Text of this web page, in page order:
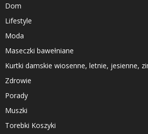
Dom
Lifestyle
Moda
Maseczki bawełniane
Kurtki damskie wiosenne, letnie, jesienne,
Zdrowie
Porady
Muszki
Torebki Koszyki